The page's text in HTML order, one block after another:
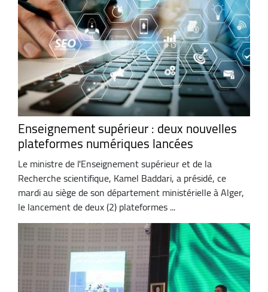
Enseignement supérieur : deux nouvelles
plateformes numériques lancées
Le ministre de l'Enseignement supérieur et de la
Recherche scientifique, Kamel Baddari, a présidé, ce
mardi au siège de son département ministérielle à Alger,
le lancement de deux (2) plateformes ...